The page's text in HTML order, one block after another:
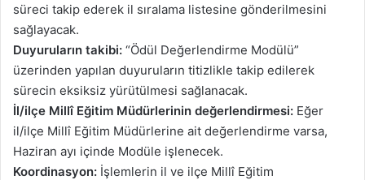
süreci takip ederek il sıralama listesine gönderilmesini
sağlayacak.
Duyuruların takibi: “Ödül Değerlendirme Modülü”
üzerinden yapılan duyuruların titizlikle takip edilerek
sürecin eksiksiz yürütülmesi sağlanacak.
İl/ilçe Millî Eğitim Müdürlerinin değerlendirmesi: Eğer
il/ilçe Millî Eğitim Müdürlerine ait değerlendirme varsa,
Haziran ayı içinde Modüle işlenecek.
Koordinasyon: İşlemlerin il ve ilçe Millî Eğitim